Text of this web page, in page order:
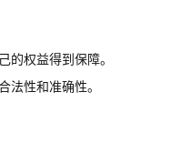
权益得到保障。
性和准确性。